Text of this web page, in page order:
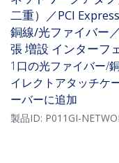
二重）／PCI
銅線/光ファイバー
張 増設 インターフ
1口の光ファイバー/
イレクトアタッチケ
ーバーに追加
製品ID: P011GI-